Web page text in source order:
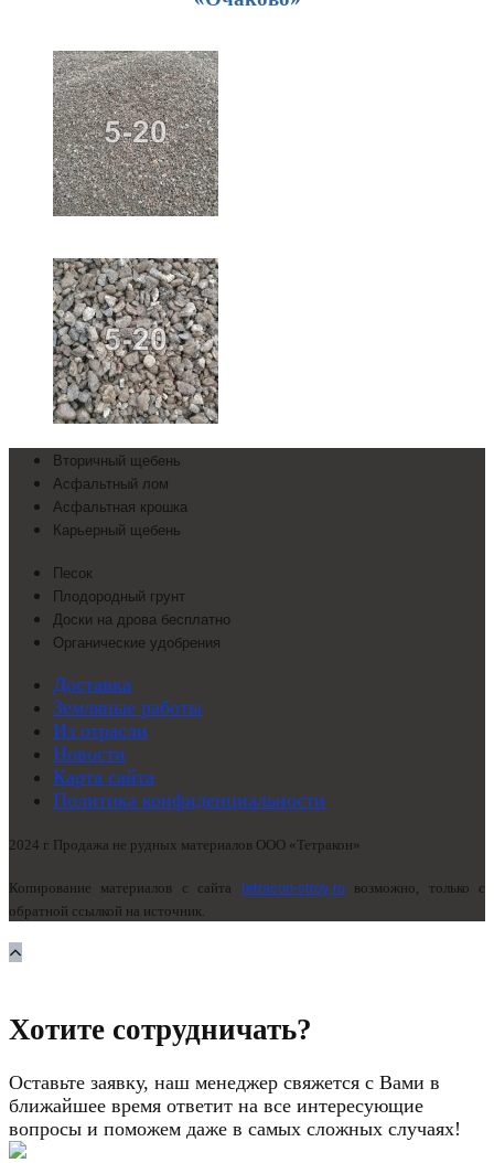
Вторичный щебень
Асфальтный лом
Асфальтная крошка
Карьерный щебень
Песок
Плодородный грунт
Доски на дрова бесплатно
Органические удобрения
Доставка
Земляные работы
Из отрасли
Новости
Карта сайта
Политика конфиденциальности
2024 г. Продажа не рудных материалов ООО «Тетракон»
Копирование материалов с сайта tetracon-stroy.ruвозможно, только с
обратной ссылкой на источник.
Хотите сотрудничать?
Оставьте заявку, наш менеджер свяжется с Вами в
ближайшее время ответит на все интересующие
вопросы и поможем даже в самых сложных случаях!